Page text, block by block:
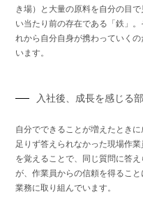
き場）と大量の原料を自分の目
い当たり前の存在である「鉄」
れから自分自身が携わっていく
います。
入社後、成長を感じる
自分でできることが増えたとき
足りず答えられなかった現場作
を覚えることで、同じ質問に答
が、作業員からの信頼を得るこ
業務に取り組んでいます。